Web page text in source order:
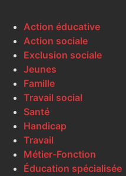
Action éducative
Action sociale
Exclusion sociale
Jeunes
Famille
Travail social
Santé
Handicap
Travail
Métier-Fonction
Éducation spécialisée